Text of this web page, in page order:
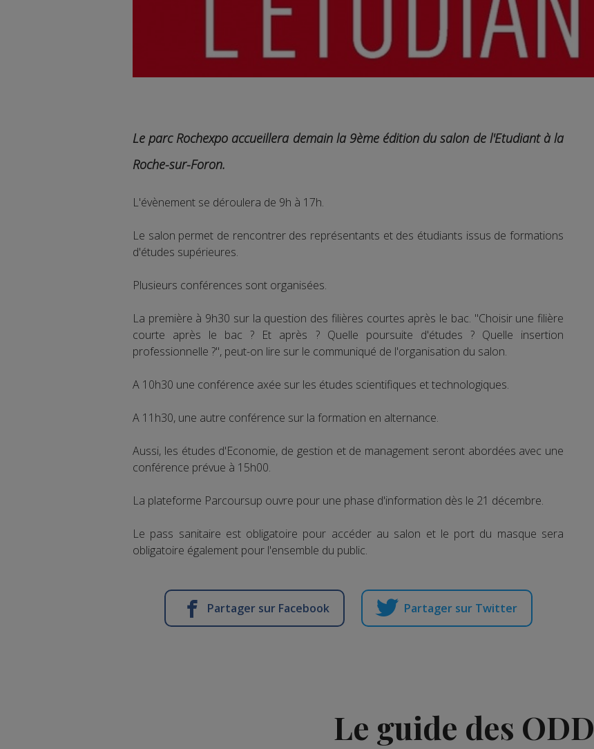
Le parc Rochexpo accueillera demain la 9ème édition du salon de l'Etudiant à la
Roche-sur-Foron.
L'évènement se déroulera de 9h à 17h.
Le salon permet de rencontrer des représentants et des étudiants issus de formations
d'études supérieures.
Plusieurs conférences sont organisées.
La première à 9h30 sur la question des filières courtes après le bac. "Choisir une filière
courte après le bac ? Et après ? Quelle poursuite d'études ? Quelle insertion
professionnelle ?", peut-on lire sur le communiqué de l'organisation du salon.
A 10h30 une conférence axée sur les études scientifiques et technologiques.
A 11h30, une autre conférence sur la formation en alternance.
Aussi, les études d'Economie, de gestion et de management seront abordées avec une
conférence prévue à 15h00.
La plateforme Parcoursup ouvre pour une phase d'information dès le 21 décembre.
Le pass sanitaire est obligatoire pour accéder au salon et le port du masque sera
obligatoire également pour l'ensemble du public.
Partager sur Facebook Partager sur Twitter
Le guide des ODD